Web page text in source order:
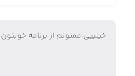
خيلييي ممنونم از برنامه خوبتون